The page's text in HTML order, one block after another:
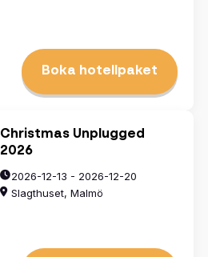
Boka hotellpaket
Christmas Unplugged
2026
2026-12-13 - 2026-12-20
Slagthuset, Malmö